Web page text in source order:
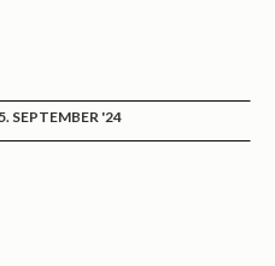
SEPTEMBER '24